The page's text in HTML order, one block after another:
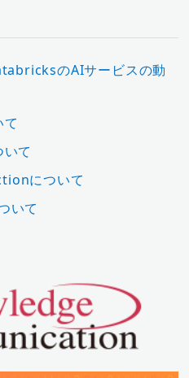
のAIサービスの動
て
について
いて